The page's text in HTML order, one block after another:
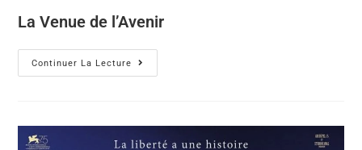
La Venue de l’Avenir
Continuer La Lecture